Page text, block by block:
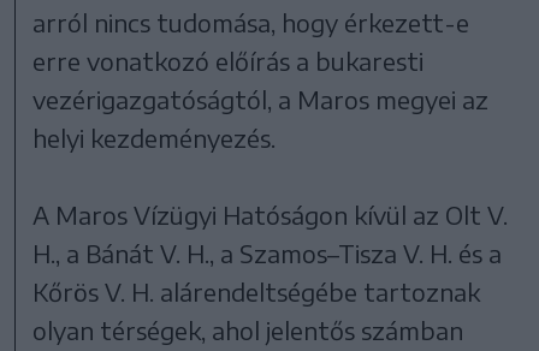
arról nincs tudomása, hogy érkezett-e
erre vonatkozó előírás a bukaresti
vezérigazgatóságtól, a Maros megyei az
helyi kezdeményezés.
A Maros Vízügyi Hatóságon kívül az Olt V.
H., a Bánát V. H., a Szamos–Tisza V. H. és a
Kőrös V. H. alárendeltségébe tartoznak
olyan térségek, ahol jelentős számban